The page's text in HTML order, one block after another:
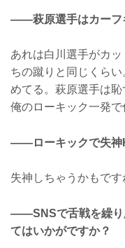
——萩原選手はカーフ
あれは白川選手がカ
ちの蹴りと同じくら
めてる。萩原選手は恥
俺のローキック一発で
——ローキックで失神
失神しちゃうかもです
——SNSで舌戦を繰り
てはいかがですか？